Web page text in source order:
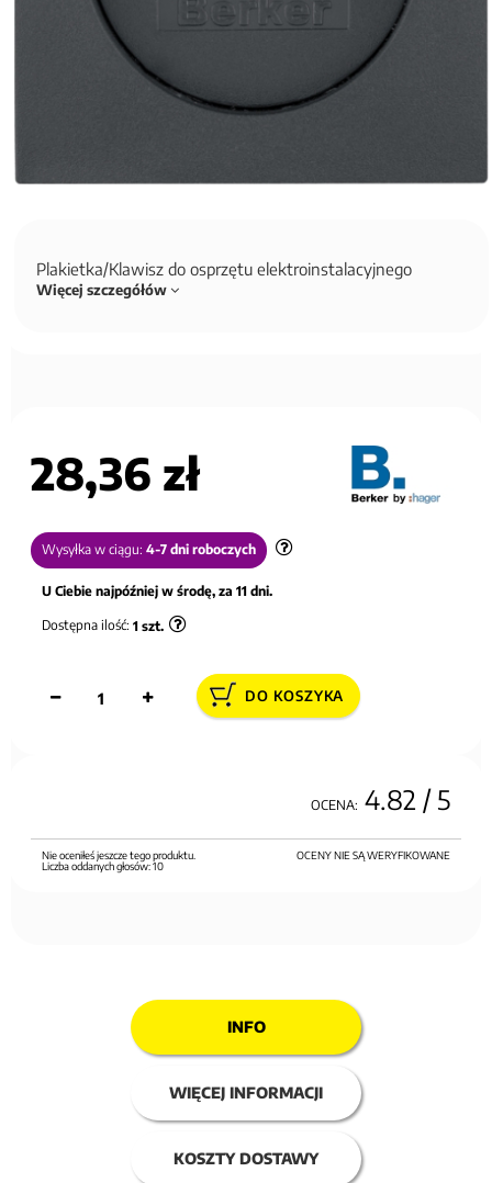
Plakietka/Klawisz do osprzętu elektroinstalacyjnego
Więcej szczegółów
28,36 zł
Wysyłka w ciągu: 4-7 dni roboczych
U Ciebie najpóźniej w środę, za 11 dni.
Dostępna ilość: 1 szt.
DO KOSZYKA
OCENA: 4.82 / 5
OCENY NIE SĄ WERYFIKOWANE
Nie oceniłeś jeszcze tego produktu.
Liczba oddanych głosów:10
INFO
WIĘCEJ INFORMACJI
KOSZTY DOSTAWY